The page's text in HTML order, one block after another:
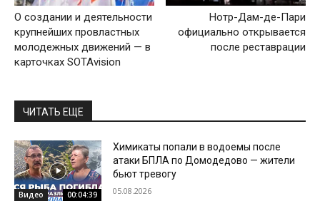
О создании и деятельности
крупнейших провластных
молодежных движений — в
карточках SOTAvision
Нотр-Дам-де-Пари
официально открывается
после реставрации
ЧИТАТЬ ЕЩЕ
Видео 00:04:39
Химикаты попали в водоемы после
атаки БПЛА по Домодедово — жители
бьют тревогу
05.08.2026